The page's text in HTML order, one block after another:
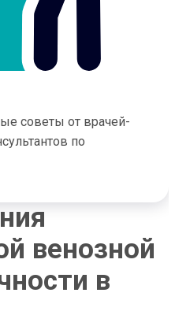
советы от врачей-
по
венозной
в